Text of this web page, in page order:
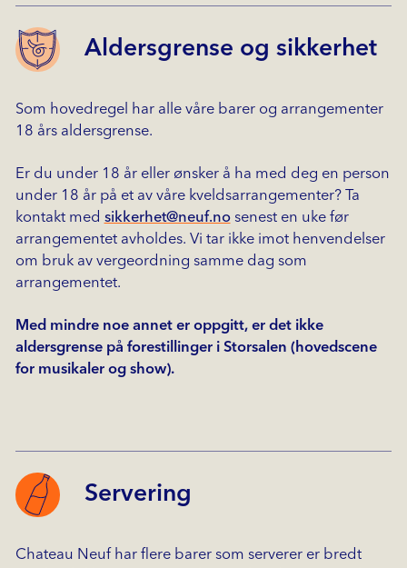
Aldersgrense og sikkerhet
Som hovedregel har alle våre barer og arrangementer
18 års aldersgrense.
Er du under 18 år eller ønsker å ha med deg en person
under 18 år på et av våre kveldsarrangementer? Ta
kontakt med sikkerhet@neuf.nosenest en uke før
arrangementet avholdes. Vi tar ikke imot henvendelser
om bruk av vergeordning samme dag som
arrangementet.
Med mindre noe annet er oppgitt, er det ikke
aldersgrense på forestillinger i Storsalen (hovedscene
for musikaler og show).
Servering
Chateau Neuf har flere barer som serverer er bredt